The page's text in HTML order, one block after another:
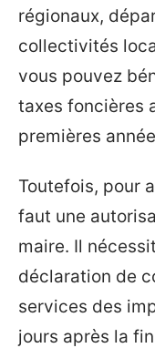
régionaux,
collectivités
vous pouvez
taxes foncières
premières
Toutefois, pour
faut une
maire. Il
déclaration de
services des
jours après la